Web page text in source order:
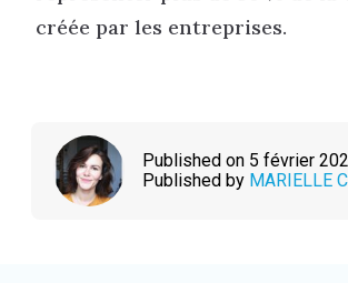
créée par les entreprises.
Published on 5 février
Published by MARIELLE